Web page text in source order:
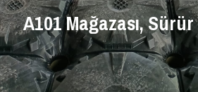
A101 Mağazası,